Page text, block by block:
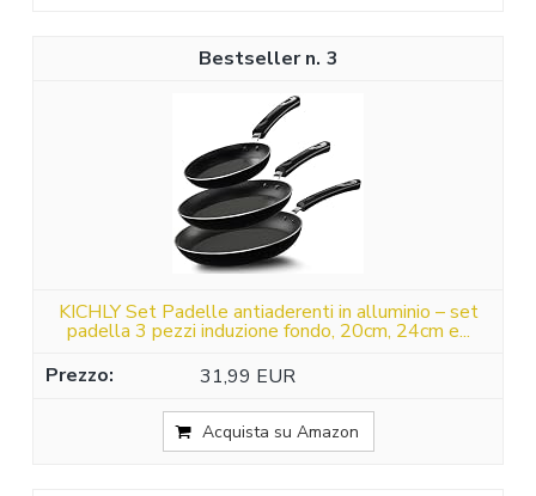
3
KICHLY Set Padelle antiaderenti in alluminio – set
padella 3 pezzi induzione fondo, 20cm, 24cm e...
31,99 EUR
Acquista su Amazon